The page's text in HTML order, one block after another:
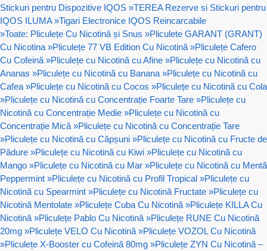
Stickuri pentru Dispozitive IQOS »TEREA Rezerve si Stickuri pentru
IQOS ILUMA »Tigari Electronice IQOS Reincarcabile
»Toate: Pliculețe Cu Nicotină și Snus »Pliculete GARANT (GRANT)
Cu Nicotina »Pliculețe 77 VB Edition Cu Nicotină »Pliculețe Cafero
Cu Cofeină »Pliculețe cu Nicotină cu Afine »Pliculețe cu Nicotină cu
Ananas »Pliculețe cu Nicotină cu Banana »Pliculețe cu Nicotină cu
Cafea »Pliculețe cu Nicotină cu Cocos »Pliculețe cu Nicotină cu Cola
»Pliculețe cu Nicotină cu Concentrație Foarte Tare »Pliculețe cu
Nicotină cu Concentrație Medie »Pliculețe cu Nicotină cu
Concentrație Mică »Pliculețe cu Nicotină cu Concentrație Tare
»Pliculețe cu Nicotină cu Căpșuni »Pliculețe cu Nicotină cu Fructe de
Pădure »Pliculețe cu Nicotină cu Kiwi »Pliculețe cu Nicotină cu
Mango »Pliculețe cu Nicotină cu Mar »Pliculețe cu Nicotină cu Mentă
Peppermint »Pliculețe cu Nicotină cu Profil Tropical »Pliculețe cu
Nicotină cu Spearmint »Pliculețe cu Nicotină Fructate »Pliculețe cu
Nicotină Mentolate »Pliculețe Cuba Cu Nicotină »Pliculețe KILLA Cu
Nicotină »Pliculețe Pablo Cu Nicotină »Pliculețe RUNE Cu Nicotină
20mg »Pliculețe VELO Cu Nicotină »Pliculețe VOZOL Cu Nicotină
»Pliculețe X-Booster cu Cofeină 80mg »Pliculețe ZYN Cu Nicotină –